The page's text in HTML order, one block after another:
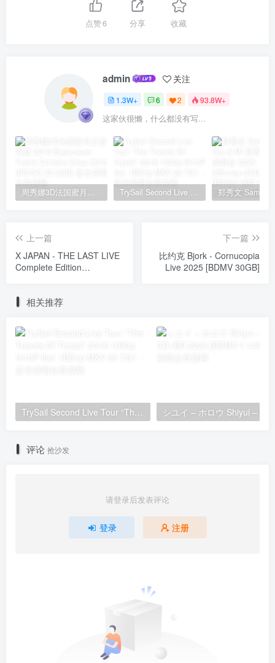
点赞6 分享 收藏
admin 关注
1.3W+ 6 2 93.8W+
这家伙很懒，什么都没有写...
周秀娜3D法国蜜月之旅写真 2010 Eyescream Fiesta Chrissie Chau 2010 [BDISO 22.9GB] TrySail Second Live Tour “The Travels Of Trysail” 2018 1080p Hi10P flac《BDrip MKV 20.7G》
上一篇
X JAPAN - THE LAST LIVE
Complete Edition
下一篇
比约克 Bjork - Cornucopia
Live 2025 [BDMV 30GB]
相关推荐
TrySail Second Live Tour “The Travels Of Trysail” 2018 1080p Hi10P flac《BDrip MKV 20.7G》
评论 抢沙发
请登录后发表评论
登录 注册